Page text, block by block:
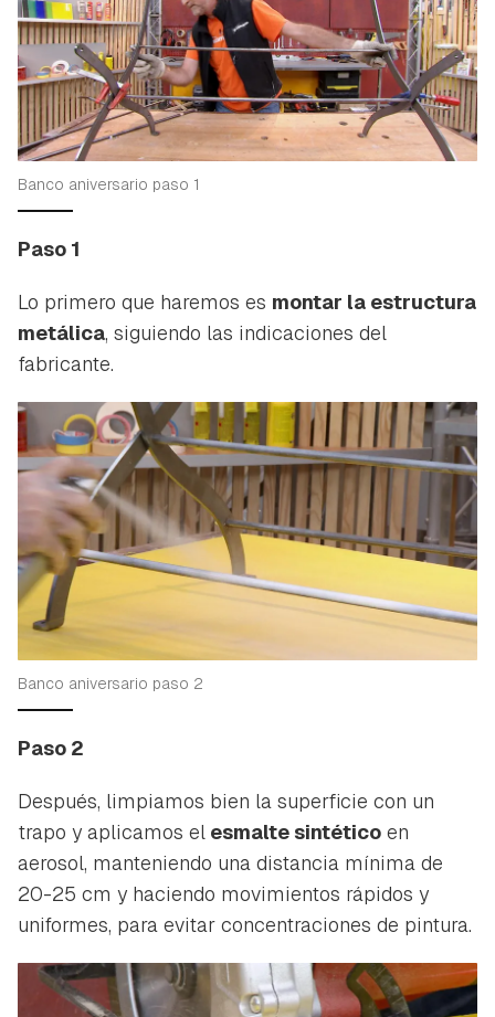
Banco aniversario paso 1
Paso 1
Lo primero que haremos es montar la estructura
metálica, siguiendo las indicaciones del
fabricante.
Banco aniversario paso 2
Paso 2
Después, limpiamos bien la superficie con un
trapo y aplicamos el esmalte sintético en
aerosol, manteniendo una distancia mínima de
20-25 cm y haciendo movimientos rápidos y
uniformes, para evitar concentraciones de pintura.